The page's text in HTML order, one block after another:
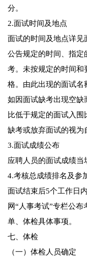
分。
2.面试时间及地点
面试的时间及地点详见
公告规定的时间、指定
考。未按规定的时间和
格。由此出现的面试名
如因面试缺考出现空缺
比低于规定的面试入
缺考或放弃面试的视为
3.面试成绩公布
应聘人员的面试成绩当
4.考核总成绩排名及参
面试结束后5个工作日
网“人事考试”专栏公
单、体检具体事项。
七、体检
（一）体检人员确定